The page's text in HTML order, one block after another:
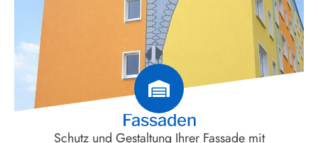
Fassaden
Schutz und Gestaltung Ihrer Fassade mit